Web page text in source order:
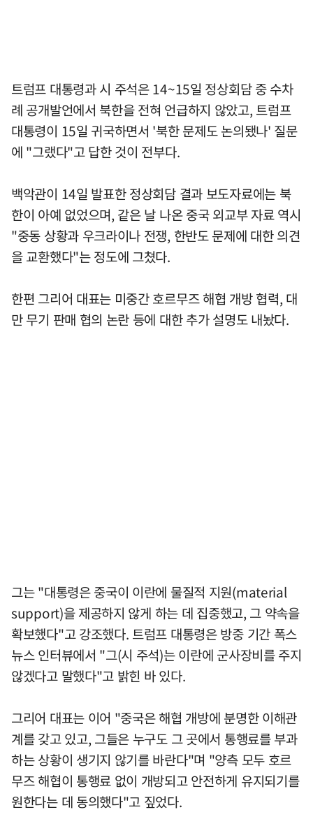
트럼프 대통령과 시 주석은 14~15일 정상회담 중 수차
례 공개발언에서 북한을 전혀 언급하지 않았고, 트럼프
대통령이 15일 귀국하면서 '북한 문제도 논의됐나' 질문
에 "그랬다"고 답한 것이 전부다.
백악관이 14일 발표한 정상회담 결과 보도자료에는 북
한이 아예 없었으며, 같은 날 나온 중국 외교부 자료 역시
"중동 상황과 우크라이나 전쟁, 한반도 문제에 대한 의견
을 교환했다"는 정도에 그쳤다.
한편 그리어 대표는 미중간 호르무즈 해협 개방 협력, 대
만 무기 판매 협의 논란 등에 대한 추가 설명도 내놨다.
그는 "대통령은 중국이 이란에 물질적 지원(material
support)을 제공하지 않게 하는 데 집중했고, 그 약속을
확보했다"고 강조했다. 트럼프 대통령은 방중 기간 폭스
뉴스 인터뷰에서 "그(시 주석)는 이란에 군사장비를 주지
않겠다고 말했다"고 밝힌 바 있다.
그리어 대표는 이어 "중국은 해협 개방에 분명한 이해관
계를 갖고 있고, 그들은 누구도 그 곳에서 통행료를 부과
하는 상황이 생기지 않기를 바란다"며 "양측 모두 호르
무즈 해협이 통행료 없이 개방되고 안전하게 유지되기를
원한다는 데 동의했다"고 짚었다.